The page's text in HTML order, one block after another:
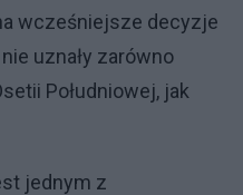
wcześniejsze decyzje
uznały zarówno
Południowej, jak
jednym z